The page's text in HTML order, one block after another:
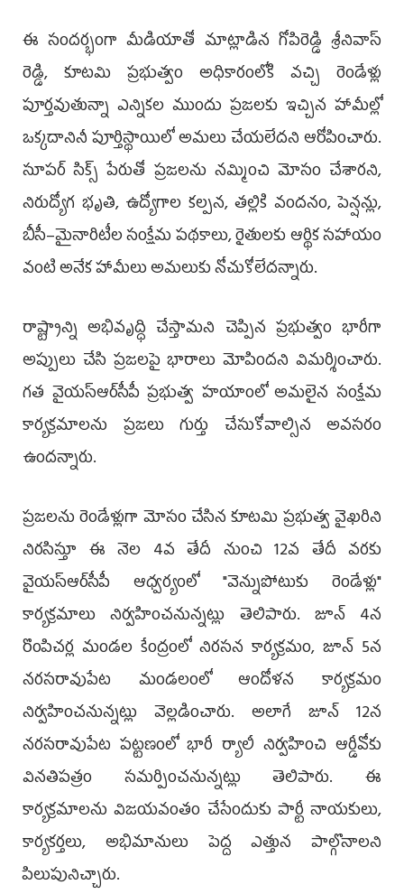
ఈ సందర్భంగా మీడియాతో మాట్లాడిన గోపిరెడ్డి శ్రీనివాస్
రెడ్డి, కూటమి ప్రభుత్వం అధికారంలోకి వచ్చి రెండేళ్లు
పూర్తవుతున్నా ఎన్నికల ముందు ప్రజలకు ఇచ్చిన హామీల్లో
ఒక్కదానినీ పూర్తిస్థాయిలో అమలు చేయలేదని ఆరోపించారు.
సూపర్ సిక్స్ పేరుతో ప్రజలను నమ్మించి మోసం చేశారని,
నిరుద్యోగ భృతి, ఉద్యోగాల కల్పన, తల్లికి వందనం, పెన్షన్లు,
బీసీ–మైనారిటీల సంక్షేమ పథకాలు, రైతులకు ఆర్థిక సహాయం
వంటి అనేక హామీలు అమలుకు నోచుకోలేదన్నారు.
రాష్ట్రాన్ని అభివృద్ధి చేస్తామని చెప్పిన ప్రభుత్వం భారీగా
అప్పులు చేసి ప్రజలపై భారాలు మోపిందని విమర్శించారు.
గత వైయ‌స్ఆర్‌సీపీ ప్రభుత్వ హయాంలో అమలైన సంక్షేమ
కార్యక్రమాలను ప్రజలు గుర్తు చేసుకోవాల్సిన అవసరం
ఉందన్నారు.
ప్రజలను రెండేళ్లుగా మోసం చేసిన కూటమి ప్రభుత్వ వైఖరిని
నిరసిస్తూ ఈ నెల 4వ తేదీ నుంచి 12వ తేదీ వరకు
వైయ‌స్ఆర్‌సీపీ ఆధ్వర్యంలో "వెన్నుపోటుకు రెండేళ్లు"
కార్యక్రమాలు నిర్వహించనున్నట్లు తెలిపారు. జూన్ 4న
రొంపిచర్ల మండల కేంద్రంలో నిరసన కార్యక్రమం, జూన్ 5న
నరసరావుపేట మండలంలో ఆందోళన కార్యక్రమం
నిర్వహించనున్నట్లు వెల్లడించారు. అలాగే జూన్ 12న
నరసరావుపేట పట్టణంలో భారీ ర్యాలీ నిర్వహించి ఆర్డీవోకు
వినతిపత్రం సమర్పించనున్నట్లు తెలిపారు. ఈ
కార్యక్రమాలను విజయవంతం చేసేందుకు పార్టీ నాయకులు,
కార్యకర్తలు, అభిమానులు పెద్ద ఎత్తున పాల్గొనాలని
పిలుపునిచ్చారు.